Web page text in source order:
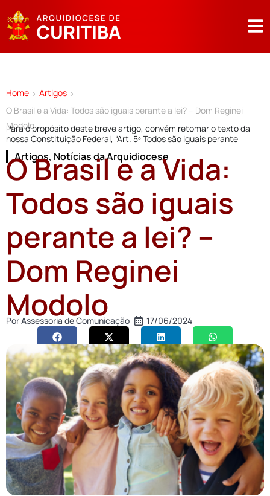
Home > Artigos >
O Brasil e a Vida: Todos são iguais perante a lei? – Dom Reginei
Modolo
Para o propósito deste breve artigo, convém retomar o texto da
nossa Constituição Federal, “Art. 5º Todos são iguais perante
Artigos, Notícias da Arquidiocese
O Brasil e a Vida:
Todos são iguais
perante a lei? –
Dom Reginei
Modolo
PorAssessoria de Comunicação 17/06/2024